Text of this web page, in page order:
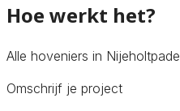
Hoe werkt het?
Alle hoveniers in Nijeholtpade
Omschrijf je project